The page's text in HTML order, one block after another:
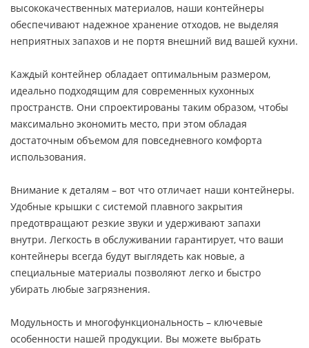
высококачественных материалов, наши контейнеры
обеспечивают надежное хранение отходов, не выделяя
неприятных запахов и не портя внешний вид вашей кухни.
Каждый контейнер обладает оптимальным размером,
идеально подходящим для современных кухонных
пространств. Они спроектированы таким образом, чтобы
максимально экономить место, при этом обладая
достаточным объемом для повседневного комфорта
использования.
Внимание к деталям – вот что отличает наши контейнеры.
Удобные крышки с системой плавного закрытия
предотвращают резкие звуки и удерживают запахи
внутри. Легкость в обслуживании гарантирует, что ваши
контейнеры всегда будут выглядеть как новые, а
специальные материалы позволяют легко и быстро
убирать любые загрязнения.
Модульность и многофункциональность – ключевые
особенности нашей продукции. Вы можете выбрать